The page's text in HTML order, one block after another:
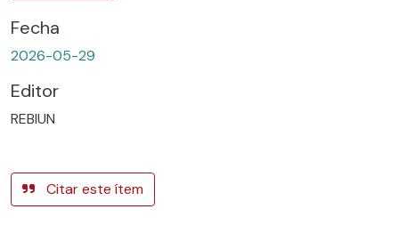
Fecha
2026-05-29
Editor
REBIUN
Citar este ítem